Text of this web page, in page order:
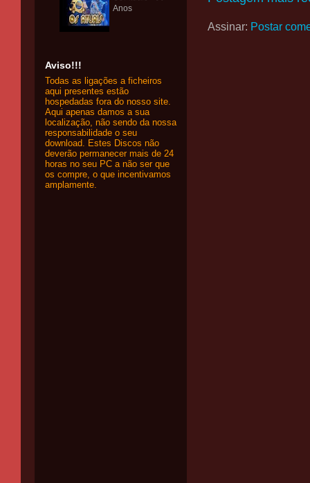
Assinar: Postar
Anos
Aviso!!!
Todas as ligações a ficheiros
aqui presentes estão
hospedadas fora do nosso site.
Aqui apenas damos a sua
localização, não sendo da nossa
responsabilidade o seu
download. Estes Discos não
deverão permanecer mais de 24
horas no seu PC a não ser que
os compre, o que incentivamos
amplamente.